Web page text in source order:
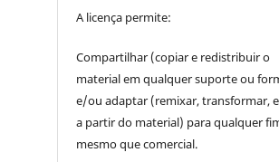
A licença permite:
Compartilhar (copiar e redistribuir o
material em qualquer suporte ou
e/ou adaptar (remixar, transformar,
a partir do material) para qualquer
mesmo que comercial.